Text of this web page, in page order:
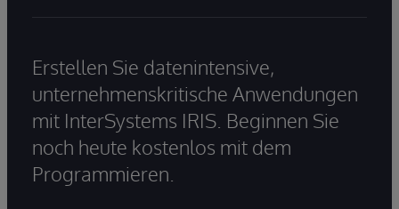
Erstellen Sie datenintensive,
unternehmenskritische Anwendungen
mit InterSystems IRIS. Beginnen Sie
noch heute kostenlos mit dem
Programmieren.